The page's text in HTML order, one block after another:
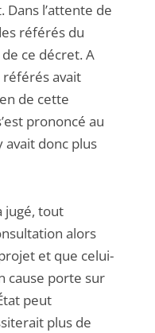
Dans l’attente de
référés du
ce décret. A
référés avait
de cette
prononcé au
avait donc plus
jugé, tout
alors
et que celui-
cause porte sur
peut
plus de